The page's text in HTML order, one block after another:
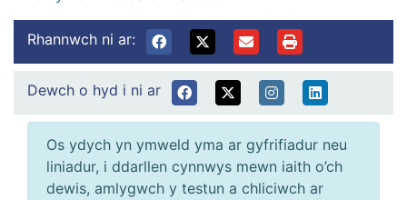
Rhannwch ni ar:
Dewch o hyd i ni ar
Os ydych yn ymweld yma ar gyfrifiadur neu
liniadur, i ddarllen cynnwys mewn iaith o’ch
dewis, amlygwch y testun a chliciwch ar